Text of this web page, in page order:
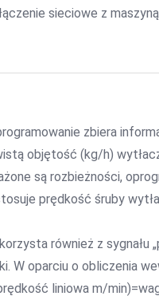
sieciowe z
zbiera
objętość (kg/h)
są rozbieżności,
prędkość śruby
również z sygnału
W oparciu o obliczenia
liniowa m/